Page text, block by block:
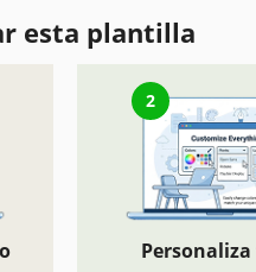
esta plantilla
2